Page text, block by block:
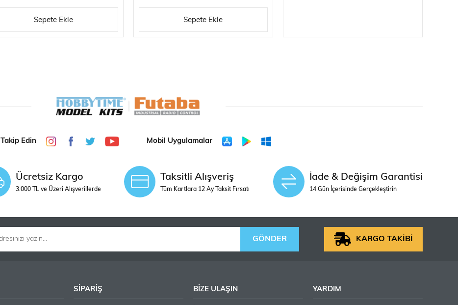
Sepete Ekle Sepete Ekle
Edin Mobil Uygulamalar
Ücretsiz Kargo
3.000 TL ve Üzeri Alışverillerde
Taksitli Alışveriş
Tüm Kartlara 12 Ay Taksit Fırsatı
İade & Değişim Garantisi
14 Gün İçerisinde Gerçekleştirin
GÖNDER KARGO TAKİBİ
SİPARİŞ BİZE ULAŞIN YARDIM